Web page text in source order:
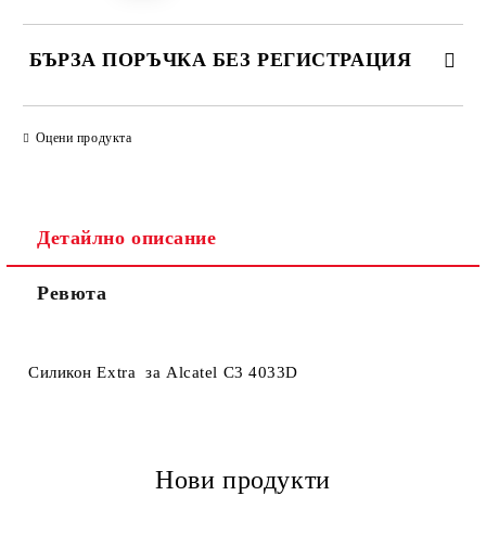
БЪРЗА ПОРЪЧКА БЕЗ РЕГИСТРАЦИЯ
Оцени продукта
Детайлно описание
Ревюта
Силикон Extra за Alcatel C3 4033D
Нови продукти